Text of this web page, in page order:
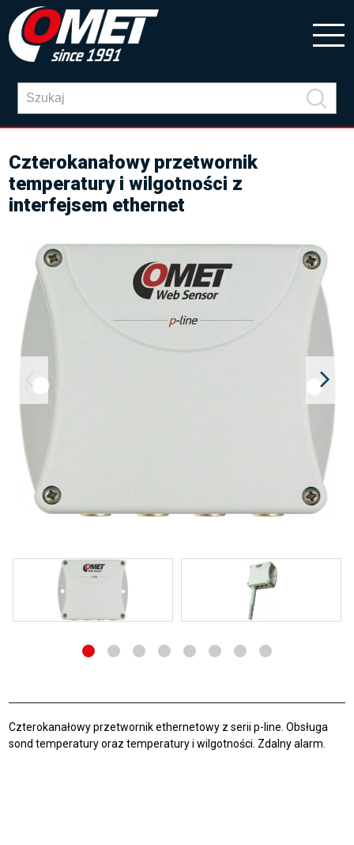
Czterokanałowy przetwornik
temperatury i wilgotności z
interfejsem ethernet
Czterokanałowy przetwornik ethernetowy z serii p-line. Obsługa
sond temperatury oraz temperatury i wilgotności. Zdalny alarm.